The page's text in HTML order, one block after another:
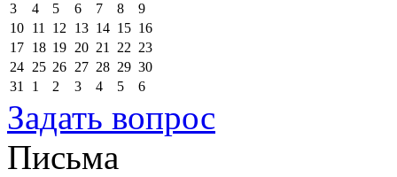
3
4 5 6 7 8
9
10 11 12 13 14 15 16
17 18 19 20 21 22 23
24 25 26 27 28 29 30
31
1 2 3 4 5 6
Задать вопрос
Письма